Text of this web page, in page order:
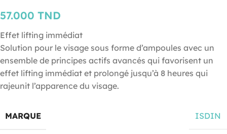
57.000 TND
Effet lifting immédiat
Solution pour le visage sous forme d’ampoules avec un
ensemble de principes actifs avancés qui favorisent un
effet lifting immédiat et prolongé jusqu’à 8 heures qui
rajeunit l’apparence du visage.
MARQUE ISDIN